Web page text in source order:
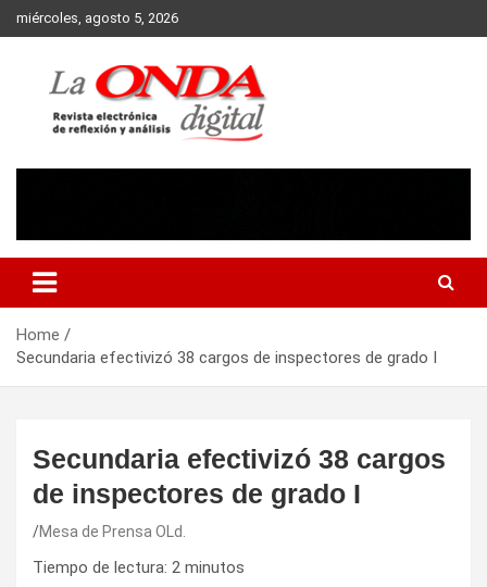
to
miércoles, agosto 5, 2026
Home
Secundaria efectivizó 38 cargos de inspectores de grado I
Secundaria efectivizó 38 cargos
de inspectores de grado I
Mesa de Prensa OLd.
Tiempo de lectura: 2 minutos